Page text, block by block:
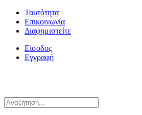
Ταυτότητα
Επικοινωνία
Διαφημιστείτε
Είσοδος
Εγγραφή